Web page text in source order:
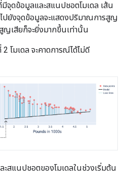
จุดข้อมูลและสแนปชอตโมเดล เส้น
ไปยังจุดข้อมูลจะแสดงปริมาณการสูญ
สูญเสียก็จะยิ่งมากขึ้นเท่านั้น
2 โมเดล จะคาดการณ์ได้ไม่ดี
ะสแนปชอตของโมเดลในช่วงเริ่มต้น